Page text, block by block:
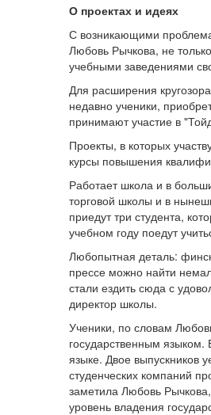
О проектах и идеях
С возникающими
Любовь Рычкова, не
учебными заведениями
Для расширения
недавно ученики,
принимают участие в
Проекты, в которых
курсы повышения
Работает школа и в
торговой школы и в
приедут три студента,
учебном году поедут
Любопытная деталь:
прессе можно найти
стали ездить сюда с
директор школы.
Ученики, по словам
государственным языком.
языке. Двое выпускников
студенческих компаний
заметила Любовь
уровень владения